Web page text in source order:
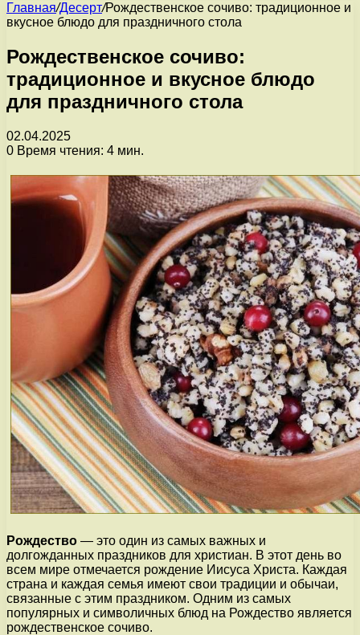
Главная/Десерт/Рождественское сочиво: традиционное и
вкусное блюдо для праздничного стола
Рождественское сочиво:
традиционное и вкусное блюдо
для праздничного стола
02.04.2025
0 Время чтения: 4 мин.
Рождество — это один из самых важных и
долгожданных праздников для христиан. В этот день во
всем мире отмечается рождение Иисуса Христа. Каждая
страна и каждая семья имеют свои традиции и обычаи,
связанные с этим праздником. Одним из самых
популярных и символичных блюд на Рождество является
рождественское сочиво.